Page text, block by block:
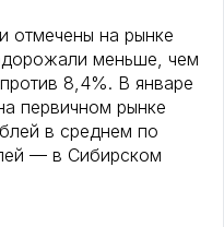
отмечены на рынке
меньше, чем
8,4%. В январе
первичном рынке
в среднем по
— в Сибирском